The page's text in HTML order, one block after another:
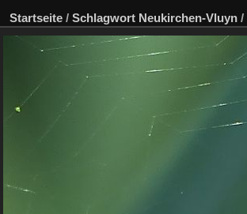
Startseite / Schlagwort Neukirchen-Vluyn /